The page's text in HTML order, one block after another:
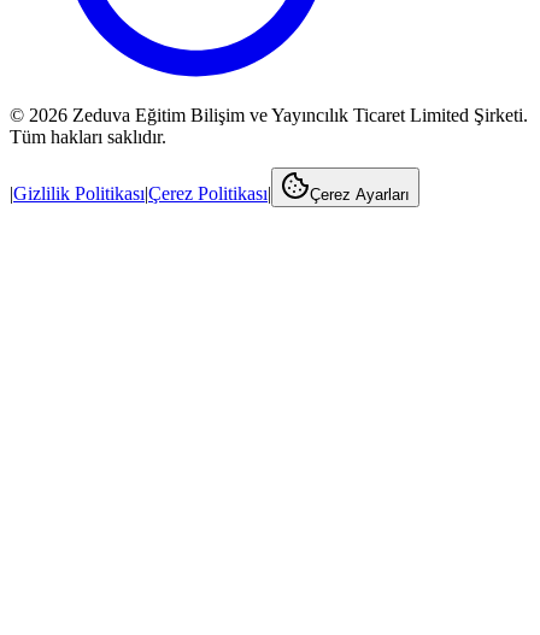
© 2026 Zeduva Eğitim Bilişim ve Yayıncılık Ticaret Limited Şirketi.
Tüm hakları saklıdır.
|Gizlilik Politikası|Çerez Politikası| Çerez Ayarları